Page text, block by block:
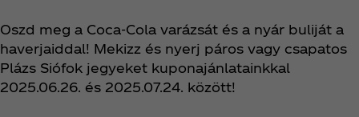
Oszd meg a Coca‑Cola varázsát és a nyár buliját a
haverjaiddal! Mekizz és nyerj páros vagy csapatos
Plázs Siófok jegyeket kuponajánlatainkkal
2025.06.26. és 2025.07.24. között!